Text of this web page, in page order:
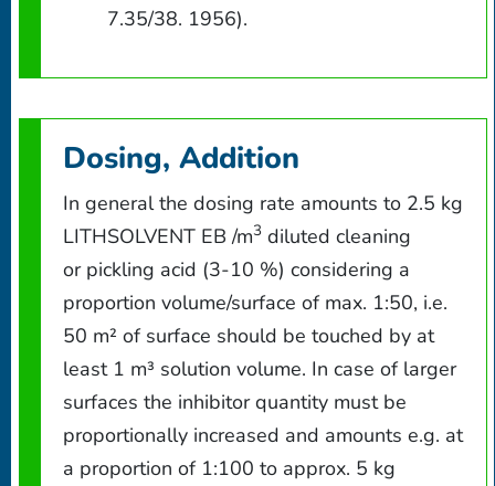
7.35/38. 1956).
Dosing, Addition
In general the dosing rate amounts to 2.5 kg
LITHSOLVENT EB /m3 diluted cleaning
or pickling acid (3-10 %) considering a
proportion volume/surface of max. 1:50, i.e.
50 m² of surface should be touched by at
least 1 m³ solution volume. In case of larger
surfaces the inhibitor quantity must be
proportionally increased and amounts e.g. at
a proportion of 1:100 to approx. 5 kg